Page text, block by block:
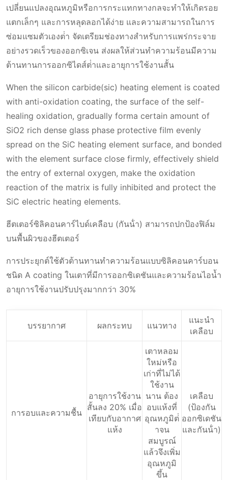
เปลี่ยนแปลงอุณหภูมิหรือการกระแทกทางกลจะทําให้เกิดรอย
แตกเล็กๆ และการหลุดลอกได้ง่าย และความสามารถในการ
ซ่อมแซมตัวเองต่ํา จัดเตรียมช่องทางสําหรับการแพร่กระจาย
อย่างรวดเร็วของออกซิเจน ส่งผลให้ส่วนทําความร้อนมีความ
ต้านทานการออกซิไดส์ต่ําและอายุการใช้งานสั้น
When the silicon carbide(sic) heating element is coated
with anti-oxidation coating, the surface of the self-
healing oxidation, gradually forma certain amount of
SiO2 rich dense glass phase protective film evenly
spread on the SiC heating element surface, and bonded
with the element surface close firmly, effectively shield
the entry of external oxygen, make the oxidation
reaction of the matrix is fully inhibited and protect the
SiC electric heating elements.
ฮีตเตอร์ซิลิคอนคาร์ไบด์เคลือบ (กันน้ํา) สามารถปกป้องฟิล์ม
บนพื้นผิวของฮีตเตอร์
การประยุกต์ใช้ตัวต้านทานทำความร้อนแบบซิลิคอนคาร์บอน
ชนิด A coating ในเตาที่มีการออกซิเดชันและความร้อนไอน้ำ
อายุการใช้งานปรับปรุงมากกว่า 30%
บรรยากาศ ผลกระทบ แนวทาง
แนะนํา
เคลือบ
การอบและความชื้น
อายุการใช้งาน
สั้นลง 20% เมื่อ
เทียบกับอากาศ
แห้ง
เตาหลอม
ใหม่หรือ
เก่าที่ไม่ได้
ใช้งาน
นาน ต้อง
อบแห้งที่
อุณหภูมิต่ํ
าจน
สมบูรณ์
แล้วจึงเพิ่ม
อุณหภูมิ
ขึ้น
เคลือบ
(ป้องกัน
ออกซิเดชัน
และกันน้ํา)